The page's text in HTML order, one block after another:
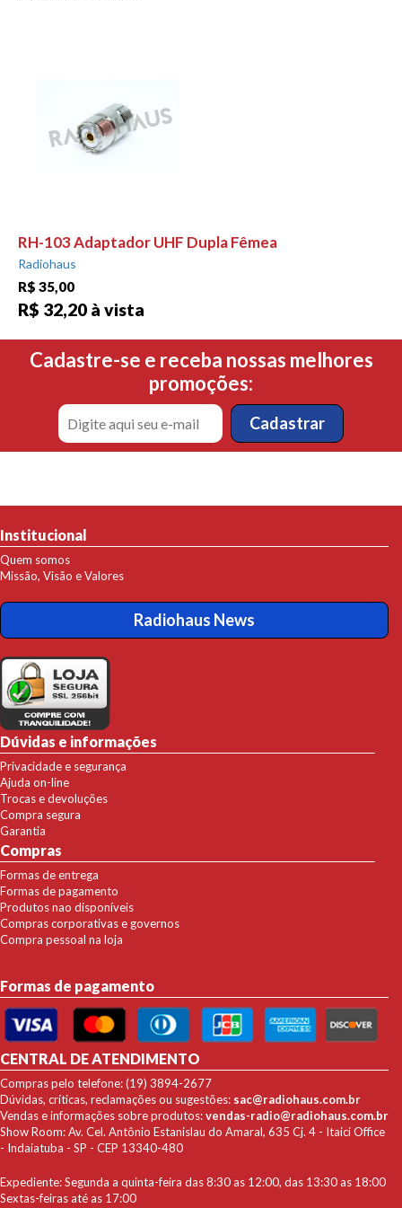
RH-103 Adaptador UHF Dupla Fêmea
Radiohaus
R$ 35,00
R$ 32,20 à vista
Cadastre-se e receba nossas melhores
promoções:
Institucional
Quem somos
Missão, Visão e Valores
Radiohaus News
Dúvidas e informações
Privacidade e segurança
Ajuda on-line
Trocas e devoluções
Compra segura
Garantia
Compras
Formas de entrega
Formas de pagamento
Produtos nao disponíveis
Compras corporativas e governos
Compra pessoal na loja
Formas de pagamento
CENTRAL DE ATENDIMENTO
Compras pelo telefone: (19) 3894-2677
Dúvidas, críticas, reclamações ou sugestões: sac@radiohaus.com.br
Vendas e informações sobre produtos:vendas-radio@radiohaus.com.br
Show Room: Av. Cel. Antônio Estanislau do Amaral, 635 Cj. 4 - Itaici Office
- Indaiatuba - SP - CEP 13340-480
Expediente: Segunda a quinta-feira das 8:30 as 12:00, das 13:30 as 18:00
Sextas-feiras até as 17:00